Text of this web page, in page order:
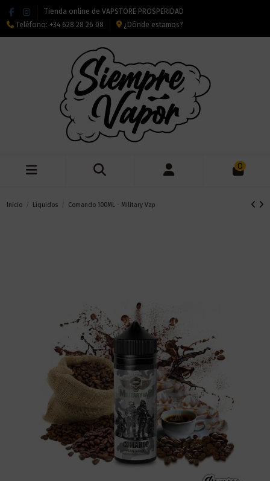
Tienda online de VAPSTORE PROSPERIDAD
Teléfono: +34 628 28 26 08 ¿Dónde estamos?
0
Inicio Líquidos Comando 100ML - Military Vap